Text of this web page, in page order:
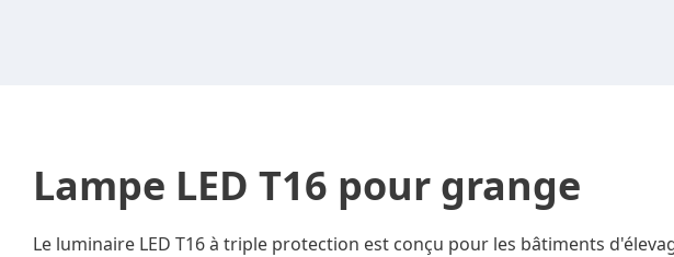
Lampe LED T16 pour grange
Le luminaire LED T16 à triple protection est conçu pour les bâtiments